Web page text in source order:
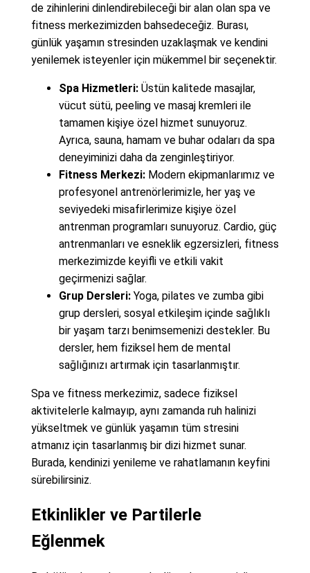
de zihinlerini dinlendirebileceği bir alan olan spa ve
fitness merkezimizden bahsedeceğiz. Burası,
günlük yaşamın stresinden uzaklaşmak ve kendini
yenilemek isteyenler için mükemmel bir seçenektir.
Spa Hizmetleri:Üstün kalitede masajlar,
vücut sütü, peeling ve masaj kremleri ile
tamamen kişiye özel hizmet sunuyoruz.
Ayrıca, sauna, hamam ve buhar odaları da spa
deneyiminizi daha da zenginleştiriyor.
Fitness Merkezi:Modern ekipmanlarımız ve
profesyonel antrenörlerimizle, her yaş ve
seviyedeki misafirlerimize kişiye özel
antrenman programları sunuyoruz. Cardio, güç
antrenmanları ve esneklik egzersizleri, fitness
merkezimizde keyifli ve etkili vakit
geçirmenizi sağlar.
Grup Dersleri:Yoga, pilates ve zumba gibi
grup dersleri, sosyal etkileşim içinde sağlıklı
bir yaşam tarzı benimsemenizi destekler. Bu
dersler, hem fiziksel hem de mental
sağlığınızı artırmak için tasarlanmıştır.
Spa ve fitness merkezimiz, sadece fiziksel
aktivitelerle kalmayıp, aynı zamanda ruh halinizi
yükseltmek ve günlük yaşamın tüm stresini
atmanız için tasarlanmış bir dizi hizmet sunar.
Burada, kendinizi yenileme ve rahatlamanın keyfini
sürebilirsiniz.
Etkinlikler ve Partilerle
Eğlenmek